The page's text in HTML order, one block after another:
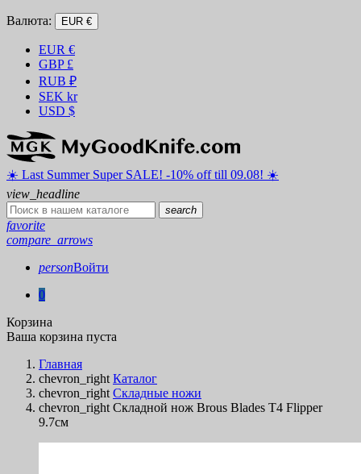
Валюта: EUR €
EUR €
GBP £
RUB ₽
SEK kr
USD $
☀️ ️Last Summer Super SALE! -10% off till 09.08! ☀️
view_headline
search
favorite
compare_arrows
personВойти
0
Корзина
Ваша корзина пуста
Главная
chevron_right Каталог
chevron_right Складные ножи
chevron_right Складной нож Brous Blades T4 Flipper
9.7см